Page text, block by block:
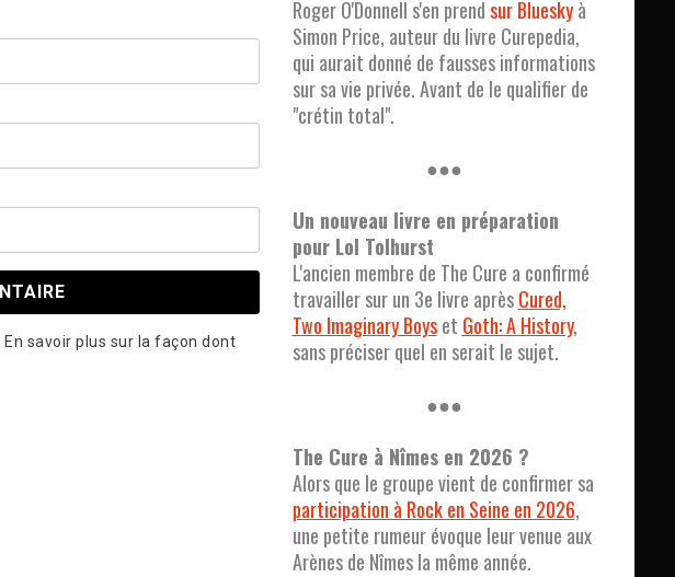
En savoir plus sur la façon dont
Roger O'Donnell s'en prendsur Blueskyà
Simon Price, auteur du livre Curepedia,
qui aurait donné de fausses informations
sur sa vie privée. Avant de le qualifier de
"crétin total".
●●●
Un nouveau livre en préparation
pour Lol Tolhurst
L'ancien membre de The Cure a confirmé
travailler sur un 3e livre aprèsCured,
Two Imaginary Boyset Goth: A History,
sans préciser quel en serait le sujet.
●●●
The Cure à Nîmes en 2026 ?
Alors que le groupe vient de confirmer sa
participation à Rock en Seine en 2026,
une petite rumeur évoque leur venue aux
Arènes de Nîmes la même année.